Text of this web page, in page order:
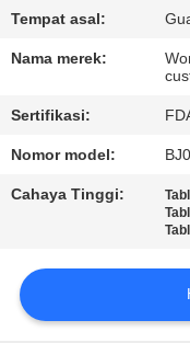
KONTROL
KUALITAS
HUBUNGI
KAMI
PETA
Tempat asal:
Nama merek:
Sertifikasi:
Nomor model:
Cahaya Tinggi: